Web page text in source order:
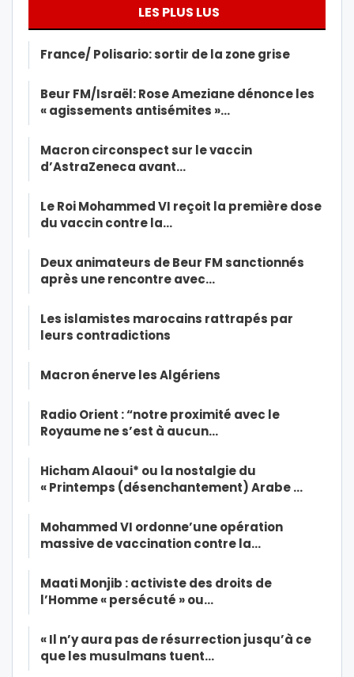
LES PLUS LUS
France/ Polisario: sortir de la zone grise
Beur FM/Israël: Rose Ameziane dénonce les
« agissements antisémites »…
Macron circonspect sur le vaccin
d’AstraZeneca avant…
Le Roi Mohammed VI reçoit la première dose
du vaccin contre la…
Deux animateurs de Beur FM sanctionnés
après une rencontre avec…
Les islamistes marocains rattrapés par
leurs contradictions
Macron énerve les Algériens
Radio Orient : “notre proximité avec le
Royaume ne s’est à aucun…
Hicham Alaoui* ou la nostalgie du
« Printemps (désenchantement) Arabe …
Mohammed VI ordonne’une opération
massive de vaccination contre la…
Maati Monjib : activiste des droits de
l’Homme « persécuté » ou…
« Il n’y aura pas de résurrection jusqu’à ce
que les musulmans tuent…